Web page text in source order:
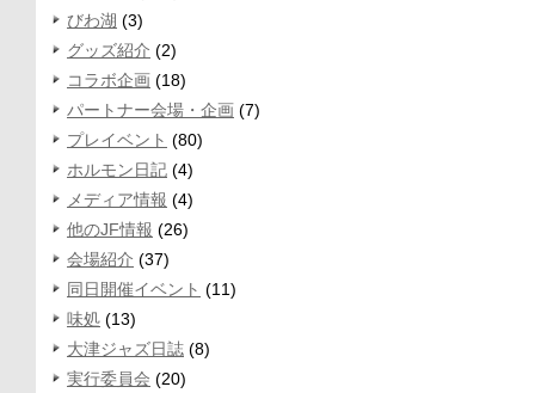
びわ湖 (3)
グッズ紹介 (2)
コラボ企画 (18)
パートナー会場・企画 (7)
プレイベント (80)
ホルモン日記 (4)
メディア情報 (4)
他のJF情報 (26)
会場紹介 (37)
同日開催イベント (11)
味処 (13)
大津ジャズ日誌 (8)
実行委員会 (20)